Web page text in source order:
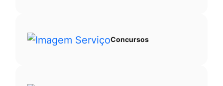
Concursos